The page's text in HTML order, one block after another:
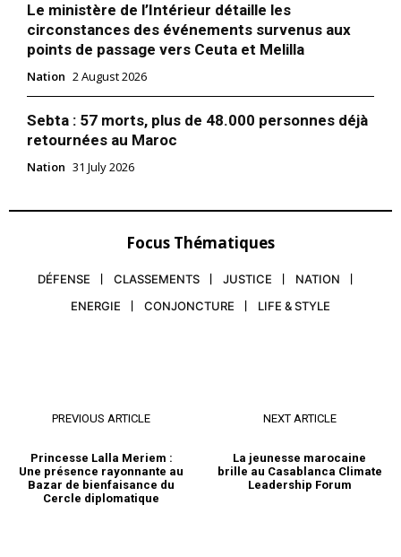
Le ministère de l’Intérieur détaille les
circonstances des événements survenus aux
points de passage vers Ceuta et Melilla
Nation 2 August 2026
Sebta : 57 morts, plus de 48.000 personnes déjà
retournées au Maroc
Nation 31 July 2026
Focus Thématiques
DÉFENSE CLASSEMENTS JUSTICE
NATION
ENERGIE
CONJONCTURE LIFE & STYLE
PREVIOUS ARTICLE
Princesse Lalla Meriem :
Une présence rayonnante au
Bazar de bienfaisance du
Cercle diplomatique
NEXT ARTICLE
La jeunesse marocaine
brille au Casablanca Climate
Leadership Forum